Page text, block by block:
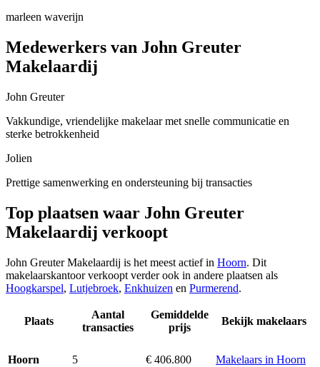
marleen waverijn
Medewerkers van John Greuter
Makelaardij
John Greuter
Vakkundige, vriendelijke makelaar met snelle communicatie en
sterke betrokkenheid
Jolien
Prettige samenwerking en ondersteuning bij transacties
Top plaatsen waar John Greuter
Makelaardij verkoopt
John Greuter Makelaardij is het meest actief in Hoorn. Dit
makelaarskantoor verkoopt verder ook in andere plaatsen als
Hoogkarspel, Lutjebroek, Enkhuizen en Purmerend.
Plaats
Aantal
transacties
Gemiddelde
prijs
Bekijk makelaars
Hoorn 5 € 406.800 Makelaars in Hoorn